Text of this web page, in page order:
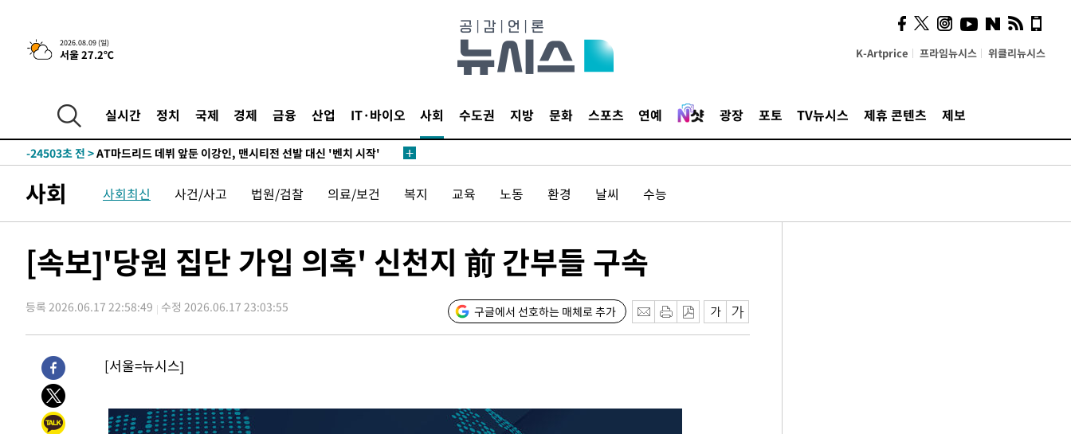
2026.08.09 (일)
서울 27.2℃ K-Artprice 프라임뉴시스 위클리뉴시스
실시간 정치 국제 경제 금융 산업 IT·바이오 사회 수도권 지방 문화 스포츠 연예 광장 포토 TV뉴시스 제휴 콘텐츠 제보
4시간 전 >이군이 불법 군시설 건설한 레바논 남부에서 레바논군 3명 폭발로 부상
-31565초 전 > 네타냐후, 트럼프의 가자 평화 2차 15개조 평화안 '거부'
-27157초 전 >
태풍 돌핀, 중 저장성 타이저우시 해안에 상륙 (1보)
-24503초 전 >
-23133초 전 >[속보]與 강원·TK 당원투표 합산 김민석 48.54%로 승리…정청래
44.53%
-22307초 전 >
[속보]與전대 권리당원투표…강원·경북 김민석, 대구 정청래 승리
-22114초 전 >[속보]與 당대표 경선, 경북 권리당원 투표 김민석 47.37%·정청래
46.35%
-21813초 전 >
[속보]與 당대표 경선, 강원 권리당원 투표 김민석 승리…50.30%
득표
-12373초 전 >[속보]장은수, KLPGA 제주삼다수 역전 우승…데뷔 10년 차에 첫
-7738초 전 >"얼마나 더웠으면"…안동 물길공원서 헤엄친 구렁이 '소동'
-7665초 전 >
-6937초 전 >
'2경기 연속 침묵' 손흥민, 톨루카전 68분만 뛰고 슈팅 0개
-5689초 전 >
2시간 전 >
'여긴 20도, 저긴 50도'…열화상 카메라로 본 폭염 저감시설 '온도차'
사회 사회최신 사건/사고 법원/검찰 의료/보건 복지 교육 노동 환경 날씨 수능
[속보]'당원 집단 가입 의혹' 신천지 前 간부들 구속
등록 2026.06.17 22:58:49 수정 2026.06.17 23:03:55 구글에서 선호하는 매체로 추가
[서울=뉴시스]